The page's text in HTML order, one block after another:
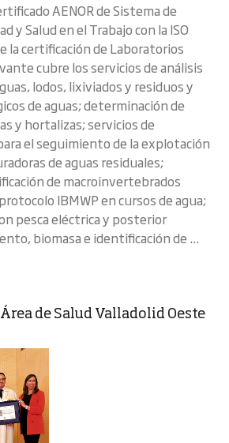
AENOR de Sistema de
y Salud en el Trabajo con la ISO
la certificación de Laboratorios
cubre los servicios de análisis
lodos, lixiviados y residuos y
de aguas; determinación de
y hortalizas; servicios de
el seguimiento de la explotación
de aguas residuales;
de macroinvertebrados
IBMWP en cursos de agua;
pesca eléctrica y posterior
biomasa e identificación de ...
de Salud Valladolid Oeste